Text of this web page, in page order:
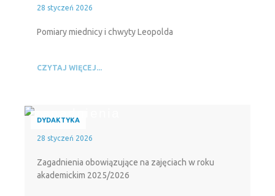
28 styczeń 2026
Pomiary miednicy i chwyty Leopolda
CZYTAJ WIĘCEJ...
DYDAKTYKA
28 styczeń 2026
Zagadnienia obowiązujące na zajęciach w roku
akademickim 2025/2026